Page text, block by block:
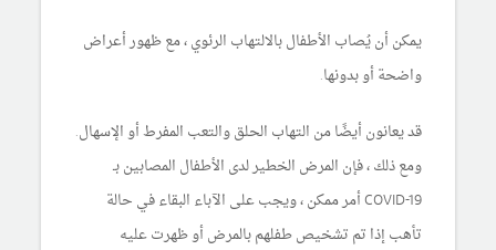
يمكن أن يُصاب الأطفال بالالتهاب الرئوي ، مع ظهور أعراض
واضحة أو بدونها.
قد يعانون أيضًا من التهاب الحلق والتعب المفرط أو الإسهال.
ومع ذلك ، فإن المرض الخطير لدى الأطفال المصابين بـ
COVID-19 أمر ممكن ، ويجب على الآباء البقاء في حالة
تأهب إذا تم تشخيص طفلهم بالمرض أو ظهرت عليه